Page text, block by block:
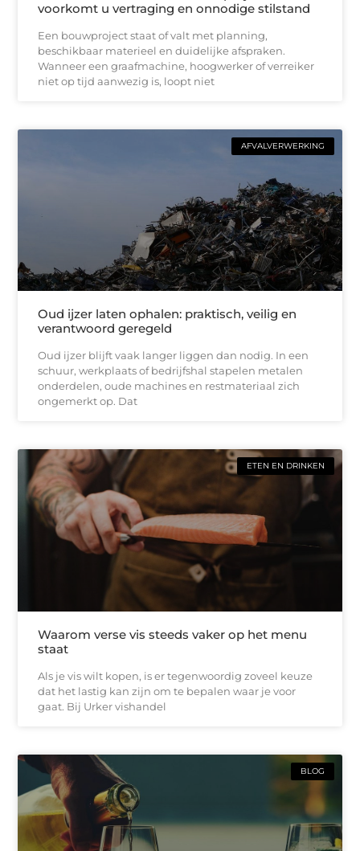
voorkomt u vertraging en onnodige stilstand
Een bouwproject staat of valt met planning,
beschikbaar materieel en duidelijke afspraken.
Wanneer een graafmachine, hoogwerker of verreiker
niet op tijd aanwezig is, loopt niet
AFVALVERWERKING
Oud ijzer laten ophalen: praktisch, veilig en
verantwoord geregeld
Oud ijzer blijft vaak langer liggen dan nodig. In een
schuur, werkplaats of bedrijfshal stapelen metalen
onderdelen, oude machines en restmateriaal zich
ongemerkt op. Dat
ETEN EN DRINKEN
Waarom verse vis steeds vaker op het menu
staat
Als je vis wilt kopen, is er tegenwoordig zoveel keuze
dat het lastig kan zijn om te bepalen waar je voor
gaat. Bij Urker vishandel
BLOG